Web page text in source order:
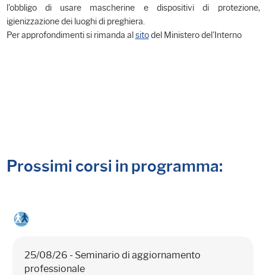
l'obbligo di usare mascherine e dispositivi di protezione,
igienizzazione dei luoghi di preghiera.
Per approfondimenti si rimanda alsitodel Ministero del'Interno
Prossimi corsi in programma:
25/08/26 - Seminario di aggiornamento
professionale